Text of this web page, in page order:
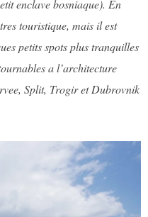
enclave bosniaque). En
touristique, mais il est
petits spots plus tranquilles
a l’architecture
Split, Trogir et Dubrovnik